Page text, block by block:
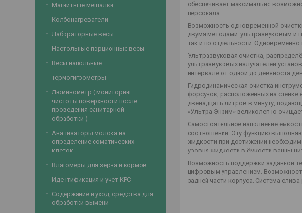
обеспечивает максимально
персонала.
Возможность одновременной
двумя методами: ультразвуковым и
так и по отдельности.
Ультразвуковая очистка,
ультразвуковых излучателей
интервале от одной до девяноста
Гидродинамическая очистка
форсунок, расположенных на
двенадцать литров в минуту,
«Ультра Энзим» великолепно
Самостоятельное наполнение
соотношении. Эту функцию
жидкости при достижении
уровня жидкости в ёмкости ванны
Возможность поддержки заданной
цифровым управлением.
задней части корпуса. Система
Магнитные мешалки
Колбонагреватели
Лабораторные весы
Настольные порционные весы
Весы напольные
Термогигрометры
Люминометр ( мониторинг
чистоты поверхности после
проведения санитарной
обработки )
Анализаторы молока на
определение соматических
клеток
Влагомеры для зерна и кормов
Идентификация и учет КРС
Содержание и уход, средства для
обработки вымени